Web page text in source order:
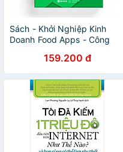
Sách - Khởi Nghiệp Kinh
Doanh Food Apps - Công
Trên Các Nền Tảng Giao Đồ
Ăn
159.200 đ